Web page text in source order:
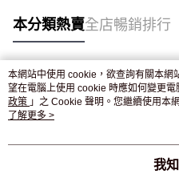
本分類熱賣全店暢銷排行
熱門標籤
熱銷排行
本網站中使用 cookie，欲查詢有關本網
望在電腦上使用 cookie 時應如何變更
政策 」之 Cookie 聲明。您繼續使用本
條款之 Cookie 聲明使用 cookie。
了解更多 >
我